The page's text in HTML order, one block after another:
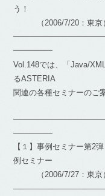
う！
（2006/7/20：東京
━━━━━
Vol.148では、「Java/
るASTERIA
関連の各種セミナーのご
―――――
【１】事例セミナー第2
例セミナー
（2006/7/27：東京